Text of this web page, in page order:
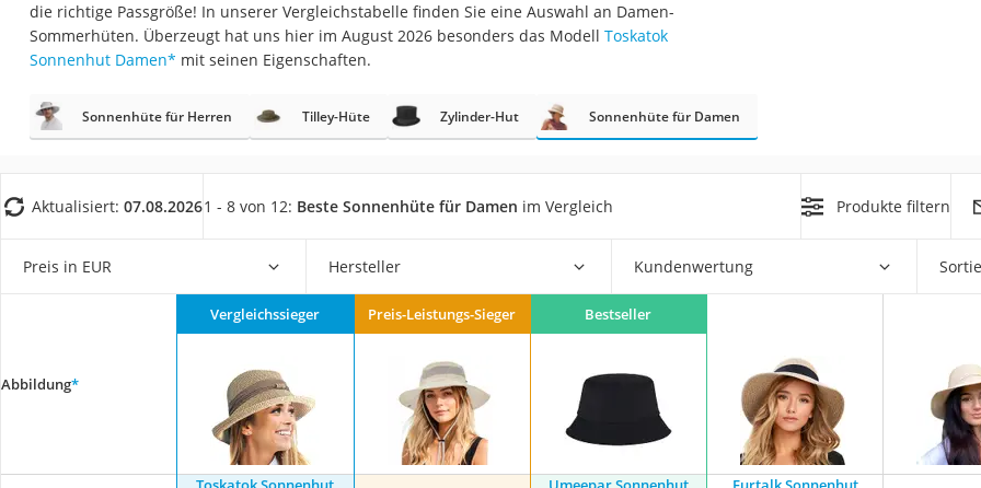
Geldbörse Herren
Knirps-Regenschirm
RFID-Schutzkarte
Bademantel Herren
Beheizbare Handschuhe
Gesundheitsschuhe
die richtige Passgröße! In unserer Vergleichstabelle finden Sie eine Auswahl an Damen-
Sommerhüten. Überzeugt hat uns hier im August 2026 besonders das Modell Toskatok
Sonnenhut Damen* mit seinen Eigenschaften.
Sonnenhüte für Herren Tilley-Hüte Zylinder-Hut Sonnenhüte für Damen
Aktualisiert: 07.08.20261 - 8 von 12: Beste Sonnenhüte für Damen im Vergleich Produkte filtern
Preis in EUR Hersteller Kundenwertung
Abbildung*
Vergleichssieger Preis-Leistungs-Sieger Bestseller